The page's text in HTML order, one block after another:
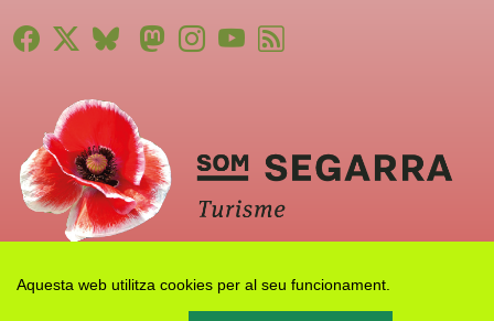
Aquesta web utilitza cookies per al seu funcionament.